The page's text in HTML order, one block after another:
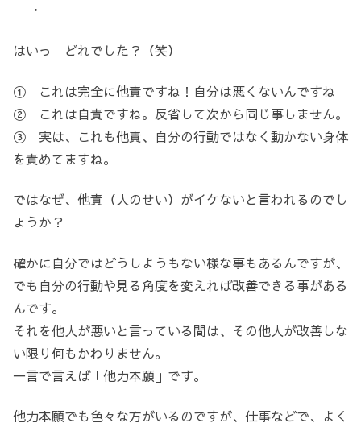
・
はいっ どれでした？（笑）
① これは完全に他責ですね！自分は悪くないんですね
② これは自責ですね。反省して次から同じ事しません。
③ 実は、これも他責、自分の行動ではなく動かない身体
を責めてますね。
ではなぜ、他責（人のせい）がイケないと言われるのでし
ょうか？
確かに自分ではどうしようもない様な事もあるんですが、
でも自分の行動や見る角度を変えれば改善できる事がある
んです。
それを他人が悪いと言っている間は、その他人が改善しな
い限り何もかわりません。
一言で言えば「他力本願」です。
他力本願でも色々な方がいるのですが、仕事などで、よく